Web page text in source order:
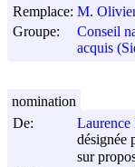
Remplace: M.
Groupe:
Conseil
acquis
De:
désignée
sur
nomination